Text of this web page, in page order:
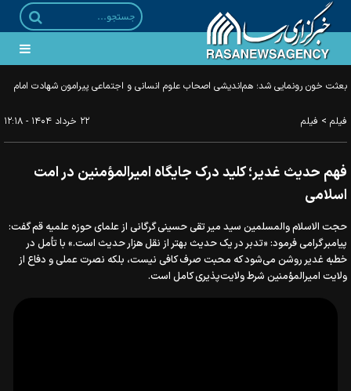
بعثت خون رونمایی شد؛ هم‌اندیشی اصحاب علوم انسانی و اجتماعی پیرامون شهادت امام
فیلم > فیلم ۲۲ خرداد ۱۴۰۴ - ۱۲:۱۸
فهم حدیث غدیر؛ کلید درک جایگاه امیرالمؤمنین در امت
اسلامی
حجت الاسلام والمسلمین سید میر تقی حسینی گرگانی از علمای حوزه علمیه قم گفت:
پیامبر گرامی فرمود: «تدبر در یک حدیث بهتر از نقل هزار حدیث است.» با تأمل در
خطبه غدیر روشن می‌شود که محبت صرف کافی نیست، بلکه نصرت عملی و دفاع از
ولایت امیرالمؤمنین شرط ولایت‌پذیری کامل است.